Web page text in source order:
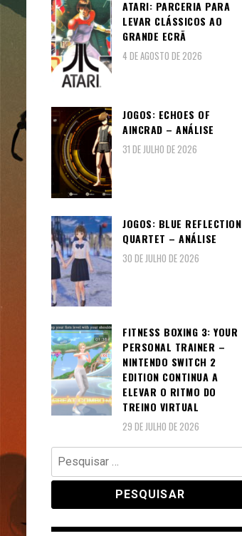
ATARI: PARCERIA PARA
LEVAR CLÁSSICOS AO
GRANDE ECRÃ
4 DE AGOSTO DE 2026
JOGOS: ECHOES OF
AINCRAD – ANÁLISE
31 DE JULHO DE 2026
JOGOS: BLUE REFLECTION
QUARTET – ANÁLISE
30 DE JULHO DE 2026
FITNESS BOXING 3: YOUR
PERSONAL TRAINER –
NINTENDO SWITCH 2
EDITION CONTINUA A
ELEVAR O RITMO DO
TREINO VIRTUAL
29 DE JULHO DE 2026
Pesquisar
por: